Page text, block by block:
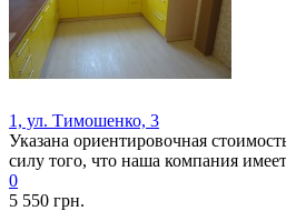
1, ул. Тимошенко, 3
Указана ориентировочная
силу того, что наша компания
0
5 550 грн.